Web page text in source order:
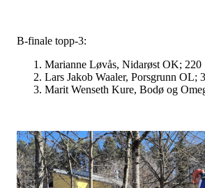
B-finale topp-3:
Marianne Løvås, Nidarøst OK; 220
Lars Jakob Waaler, Porsgrunn OL;
Marit Wenseth Kure, Bodø og